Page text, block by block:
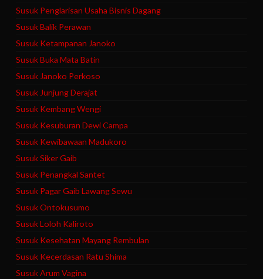
Susuk Penglarisan Usaha Bisnis Dagang
Susuk Balik Perawan
Susuk Ketampanan Janoko
Susuk Buka Mata Batin
Susuk Janoko Perkoso
Susuk Junjung Derajat
Susuk Kembang Wengi
Susuk Kesuburan Dewi Campa
Susuk Kewibawaan Madukoro
Susuk Siker Gaib
Susuk Penangkal Santet
Susuk Pagar Gaib Lawang Sewu
Susuk Ontokusumo
Susuk Loloh Kaliroto
Susuk Kesehatan Mayang Rembulan
Susuk Kecerdasan Ratu Shima
Susuk Arum Vagina